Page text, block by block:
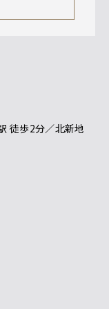
徒歩2分／北新地